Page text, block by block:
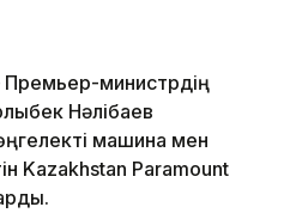
министрдің
Нәлібаев
машина мен
Kazakhstan Paramount